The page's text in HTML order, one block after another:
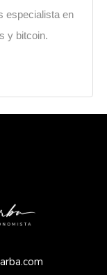
especialista en
y bitcoin.